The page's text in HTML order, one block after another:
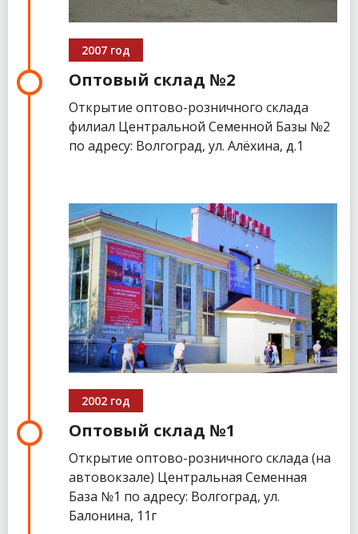
2007 год
Оптовый склад №2
Открытие оптово-розничного склада
филиал Центральной Семенной Базы №2
по адресу: Волгоград, ул. Алёхина, д.1
2002 год
Оптовый склад №1
Открытие оптово-розничного склада (на
автовокзале) Центральная Семенная
База №1 по адресу: Волгоград, ул.
Балонина, 11г